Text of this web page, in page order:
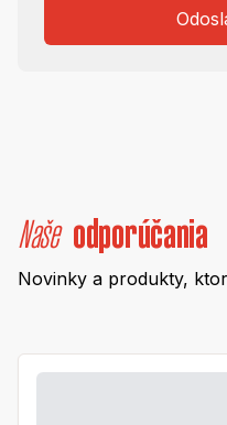
Naše odporúčania
Novinky a produkty,